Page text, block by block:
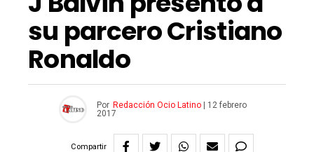
su parcero Cristiano
Ronaldo
Por Redacción Ocio Latino|
12 febrero
2017
Compartir